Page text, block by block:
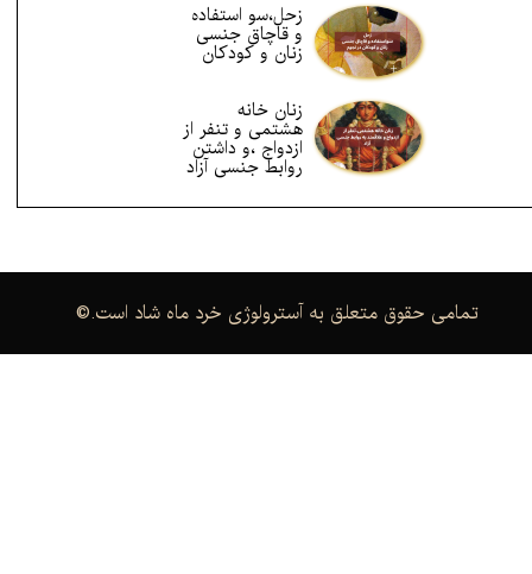
زحل،سو استفاده
و قاچاق جنسی
زنان و کودکان
زنان خانه
هشتمی و تنفر از
ازدواج ،و داشتن
روابط جنسی آزاد
© .تمامی حقوق متعلق به آسترولوژی خرد ماه شاد است